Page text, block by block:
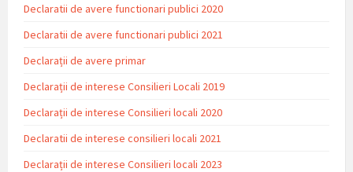
Declaratii de avere functionari publici 2020
Declaratii de avere functionari publici 2021
Declarații de avere primar
Declarații de interese Consilieri Locali 2019
Declarații de interese Consilieri locali 2020
Declaratii de interese consilieri locali 2021
Declarații de interese Consilieri locali 2023